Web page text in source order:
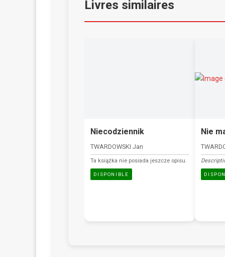
Livres similaires
Niecodziennik
TWARDOWSKI Jan
Ta książka nie posiada jeszcze opisu.
DISPONIBLE
Nie